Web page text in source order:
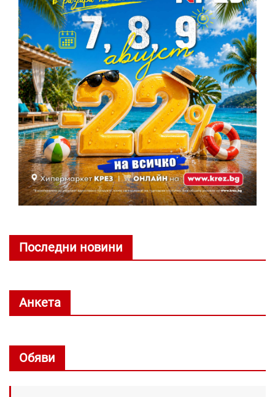
Последни новини
Анкета
Обяви